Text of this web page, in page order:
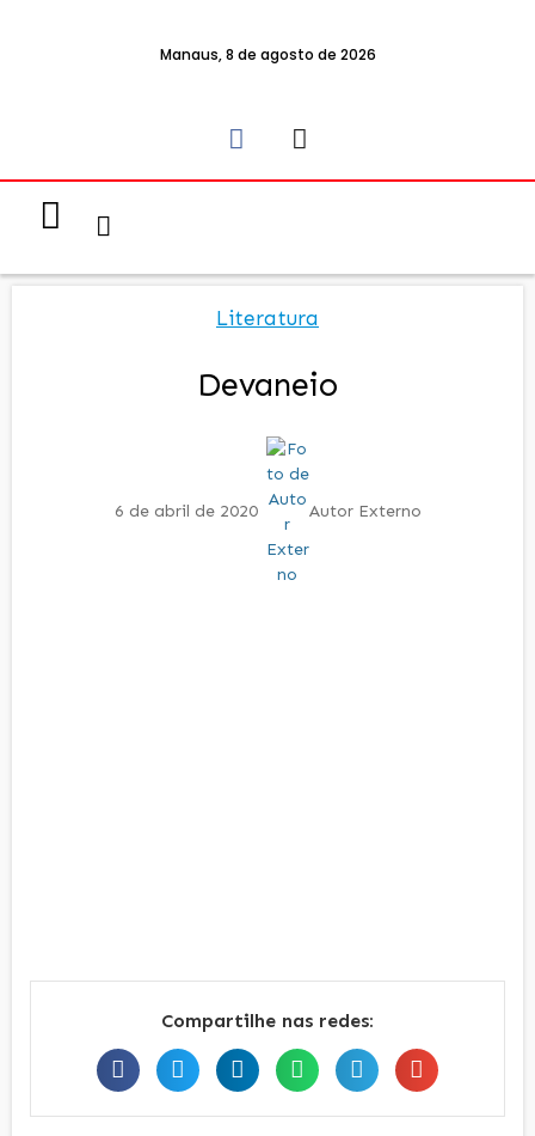
Manaus, 8 de agosto de 2026
Literatura
Devaneio
6 de abril de 2020 Autor Externo
Compartilhe nas redes: